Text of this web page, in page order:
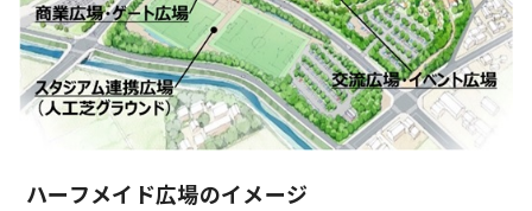
ハーフメイド広場のイメージ